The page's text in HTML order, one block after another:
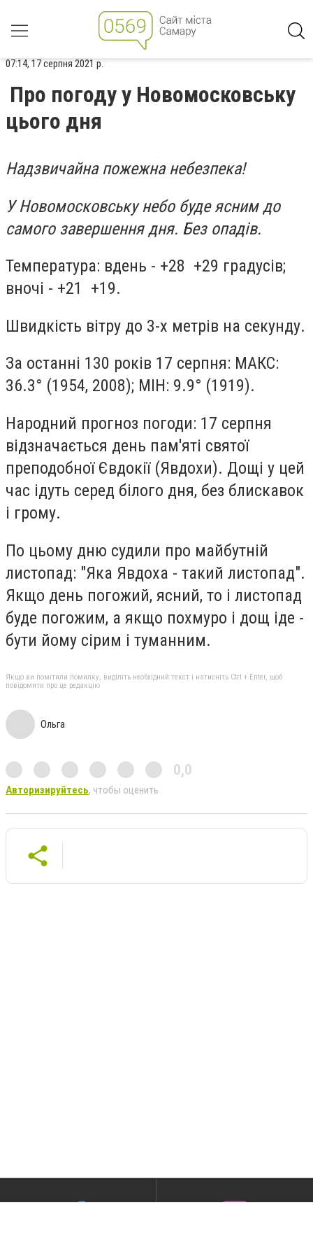
07:14, 17 серпня 2021 р.
Про погоду у Новомосковську
цього дня
Надзвичайна пожежна небезпека!
У Новомосковську небо буде ясним до
самого завершення дня. Без опадів.
Температура: вдень - +28 +29 градусів;
вночі - +21 +19.
Швидкість вітру до 3-х метрів на секунду.
За останні 130 років 17 серпня: МАКС:
36.3° (1954, 2008); МІН: 9.9° (1919).
Народний прогноз погоди: 17 серпня
відзначається день пам'яті святої
преподобної Євдокії (Явдохи). Дощі у цей
час ідуть серед білого дня, без блискавок
і грому.
По цьому дню судили про майбутній
листопад: "Яка Явдоха - такий листопад".
Якщо день погожий, ясний, то і листопад
буде погожим, а якщо похмуро і дощ іде -
бути йому сірим і туманним.
Якщо ви помітили помилку, виділіть необхідний текст і натисніть Ctrl + Enter, щоб
повідомити про це редакцію
Ольга
0,0
Авторизируйтесь, чтобы оценить